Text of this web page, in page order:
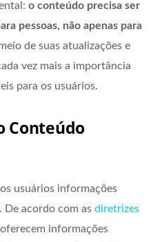
o conteúdo precisa ser
pessoas, não apenas para
de suas atualizações e
vez mais a importância
para os usuários.
Conteúdo
usuários informações
De acordo com as diretrizes
informações